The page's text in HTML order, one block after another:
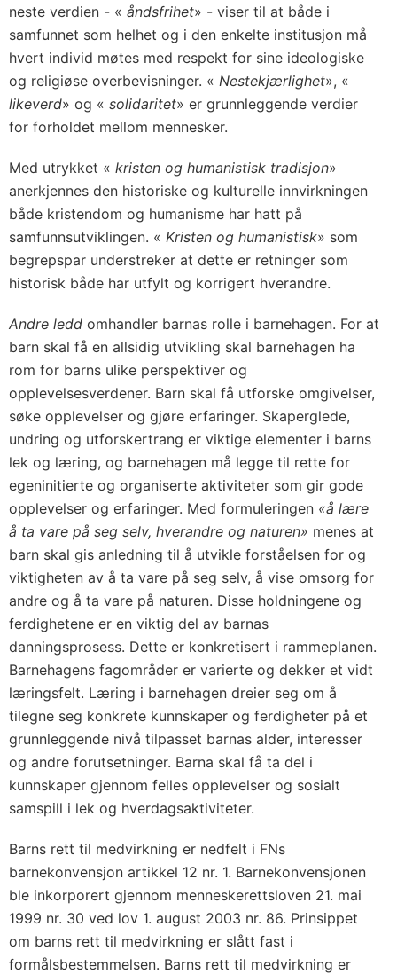
neste verdien - « åndsfrihet» - viser til at både i
samfunnet som helhet og i den enkelte institusjon må
hvert individ møtes med respekt for sine ideologiske
og religiøse overbevisninger. « Nestekjærlighet», «
likeverd» og « solidaritet» er grunnleggende verdier
for forholdet mellom mennesker.
Med utrykket « kristen og humanistisk tradisjon»
anerkjennes den historiske og kulturelle innvirkningen
både kristendom og humanisme har hatt på
samfunnsutviklingen. « Kristen og humanistisk» som
begrepspar understreker at dette er retninger som
historisk både har utfylt og korrigert hverandre.
Andre ledd omhandler barnas rolle i barnehagen. For at
barn skal få en allsidig utvikling skal barnehagen ha
rom for barns ulike perspektiver og
opplevelsesverdener. Barn skal få utforske omgivelser,
søke opplevelser og gjøre erfaringer. Skaperglede,
undring og utforskertrang er viktige elementer i barns
lek og læring, og barnehagen må legge til rette for
egeninitierte og organiserte aktiviteter som gir gode
opplevelser og erfaringer. Med formuleringen «å lære
å ta vare på seg selv, hverandre og naturen» menes at
barn skal gis anledning til å utvikle forståelsen for og
viktigheten av å ta vare på seg selv, å vise omsorg for
andre og å ta vare på naturen. Disse holdningene og
ferdighetene er en viktig del av barnas
danningsprosess. Dette er konkretisert i rammeplanen.
Barnehagens fagområder er varierte og dekker et vidt
læringsfelt. Læring i barnehagen dreier seg om å
tilegne seg konkrete kunnskaper og ferdigheter på et
grunnleggende nivå tilpasset barnas alder, interesser
og andre forutsetninger. Barna skal få ta del i
kunnskaper gjennom felles opplevelser og sosialt
samspill i lek og hverdagsaktiviteter.
Barns rett til medvirkning er nedfelt i FNs
barnekonvensjon artikkel 12 nr. 1. Barnekonvensjonen
ble inkorporert gjennom menneskerettsloven 21. mai
1999 nr. 30 ved lov 1. august 2003 nr. 86. Prinsippet
om barns rett til medvirkning er slått fast i
formålsbestemmelsen. Barns rett til medvirkning er